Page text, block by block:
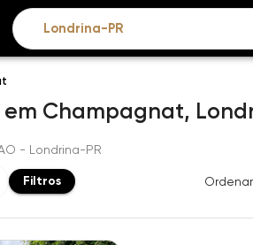
em Champagnat,
- Londrina-PR
Filtros